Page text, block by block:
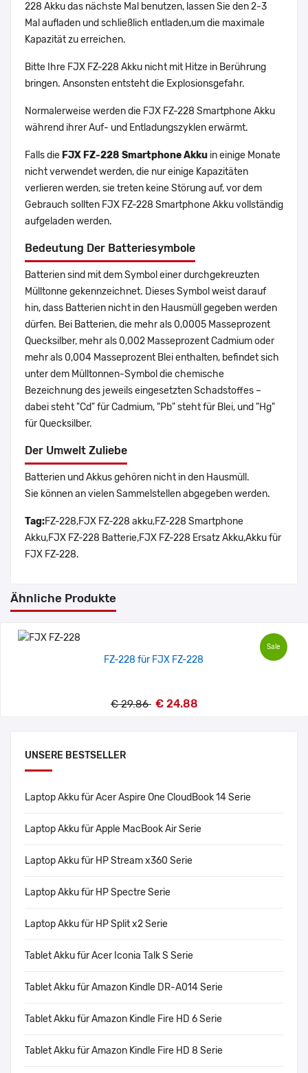
UNSERE BESTSELLER
Laptop Akku für Acer Aspire One CloudBook 14 Serie
Laptop Akku für Apple MacBook Air Serie
Laptop Akku für HP Stream x360 Serie
Laptop Akku für HP Spectre Serie
Laptop Akku für HP Split x2 Serie
Tablet Akku für Acer Iconia Talk S Serie
Tablet Akku für Amazon Kindle DR-A014 Serie
Tablet Akku für Amazon Kindle Fire HD 6 Serie
Tablet Akku für Amazon Kindle Fire HD 8 Serie
228 Akku das nächste Mal benutzen, lassen Sie den 2-3
Mal aufladen und schließlich entladen,um die maximale
Kapazität zu erreichen.
Bitte Ihre FJX FZ-228 Akku nicht mit Hitze in Berührung
bringen. Ansonsten entsteht die Explosionsgefahr.
Normalerweise werden die FJX FZ-228 Smartphone Akku
während ihrer Auf- und Entladungszyklen erwärmt.
Falls die FJX FZ-228 Smartphone Akku in einige Monate
nicht verwendet werden, die nur einige Kapazitäten
verlieren werden, sie treten keine Störung auf, vor dem
Gebrauch sollten FJX FZ-228 Smartphone Akku vollständig
aufgeladen werden.
Bedeutung Der Batteriesymbole
Batterien sind mit dem Symbol einer durchgekreuzten
Mülltonne gekennzeichnet. Dieses Symbol weist darauf
hin, dass Batterien nicht in den Hausmüll gegeben werden
dürfen. Bei Batterien, die mehr als 0,0005 Masseprozent
Quecksilber, mehr als 0,002 Masseprozent Cadmium oder
mehr als 0,004 Masseprozent Blei enthalten, befindet sich
unter dem Mülltonnen-Symbol die chemische
Bezeichnung des jeweils eingesetzten Schadstoffes –
dabei steht "Cd" für Cadmium, "Pb" steht für Blei, und "Hg"
für Quecksilber.
Der Umwelt Zuliebe
Batterien und Akkus gehören nicht in den Hausmüll.
Sie können an vielen Sammelstellen abgegeben werden.
Tag:FZ-228,FJX FZ-228 akku,FZ-228 Smartphone
Akku,FJX FZ-228 Batterie,FJX FZ-228 Ersatz Akku,Akku für
FJX FZ-228.
Ähnliche Produkte
Sale
FZ-228 für FJX FZ-228
€ 29.86 € 24.88